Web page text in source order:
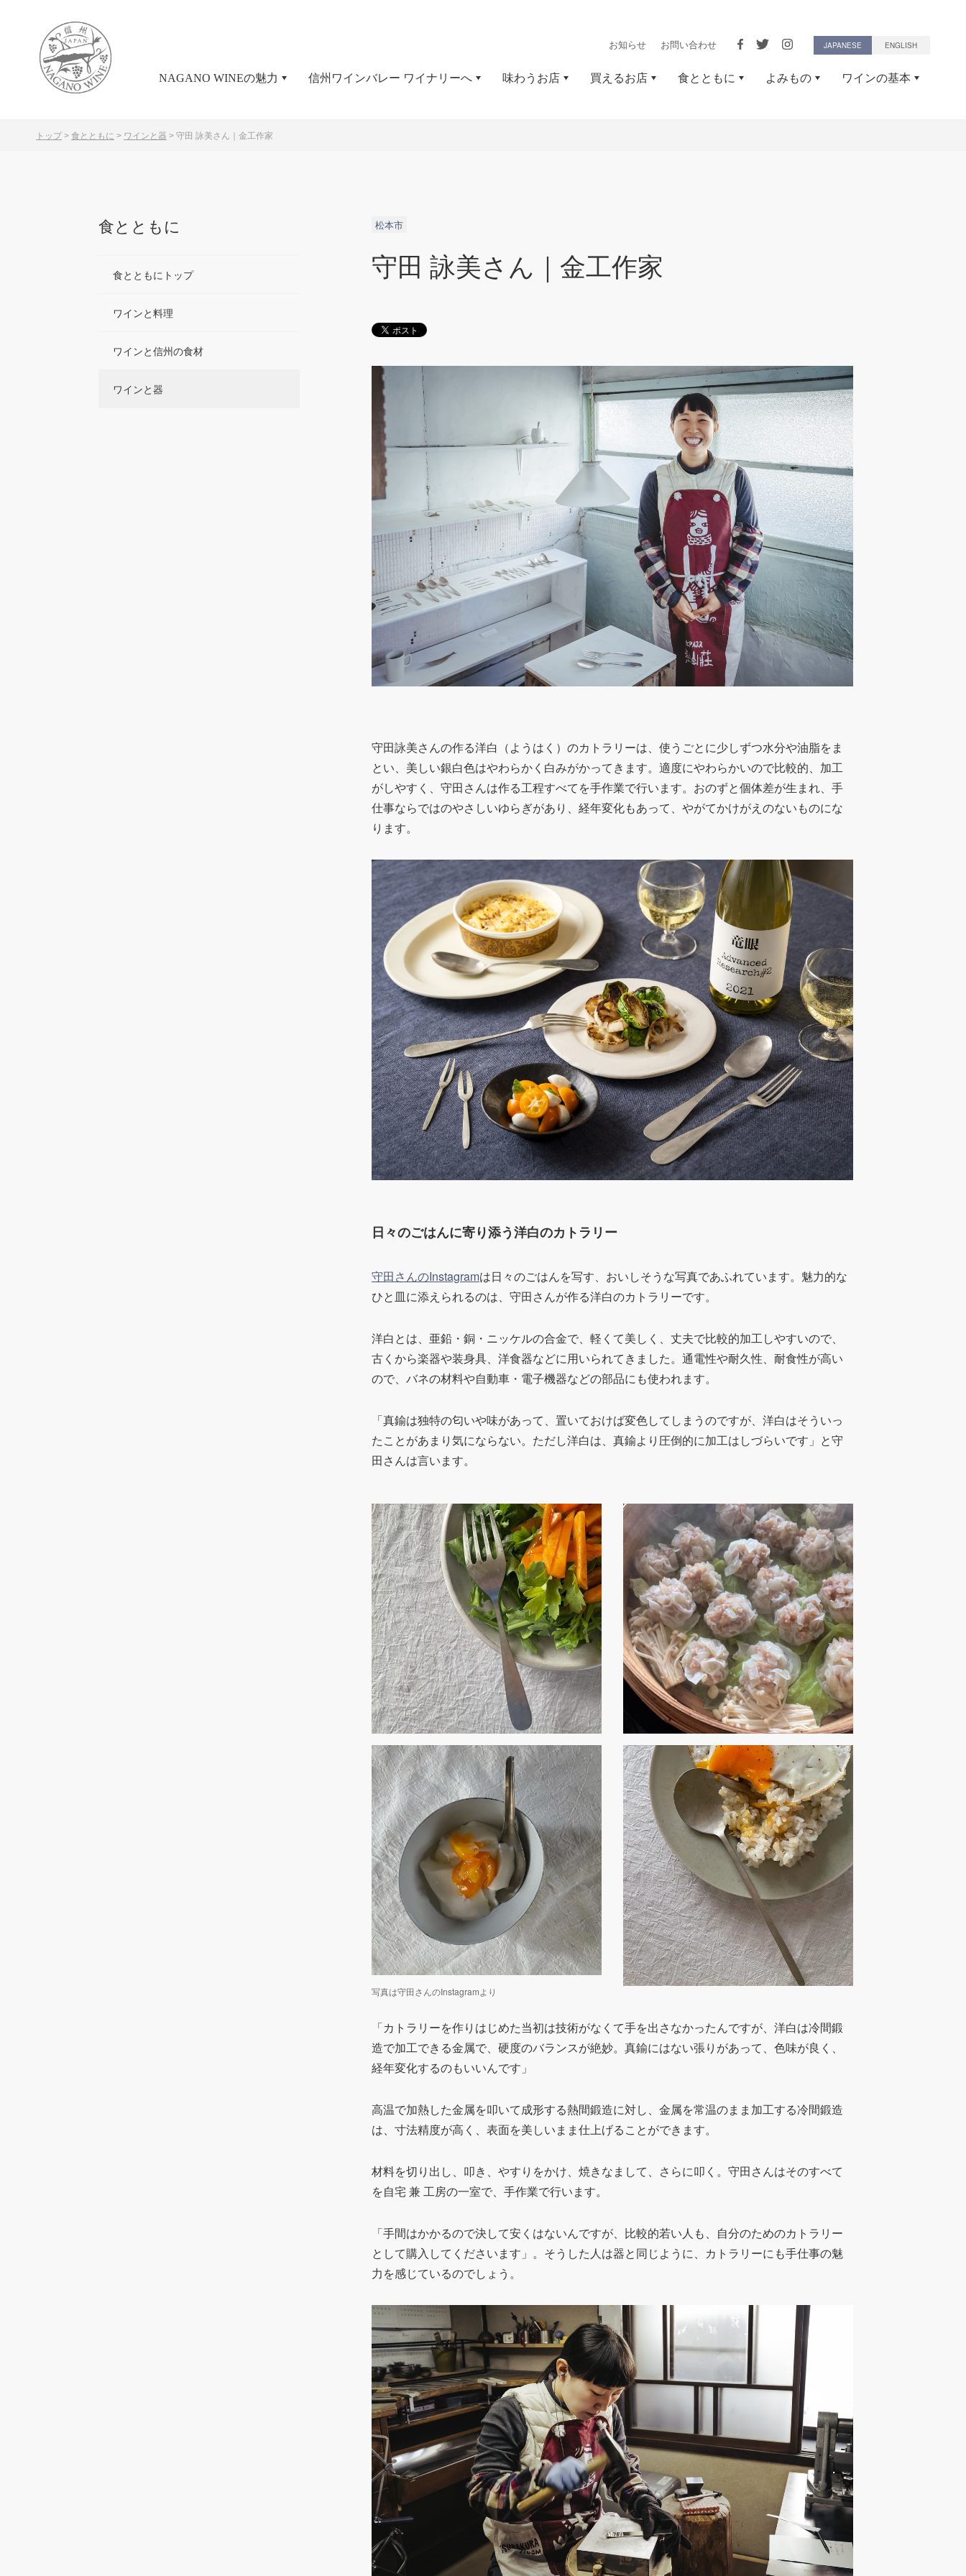
お知らせ お問い合わせ JAPANESE ENGLISH
NAGANO WINEの魅力 信州ワインバレー ワイナリーへ 味わうお店 買えるお店 食とともに よみもの ワインの基本
トップ > 食とともに > ワインと器 > 守田 詠美さん｜金工作家
食とともに
食とともにトップ
ワインと料理
ワインと信州の食材
ワインと器
松本市
守田 詠美さん｜金工作家
守田詠美さんの作る洋白（ようはく）のカトラリーは、使うごとに少しずつ水分や油脂をま
とい、美しい銀白色はやわらかく白みがかってきます。適度にやわらかいので比較的、加工
がしやすく、守田さんは作る工程すべてを手作業で行います。おのずと個体差が生まれ、手
仕事ならではのやさしいゆらぎがあり、経年変化もあって、やがてかけがえのないものにな
ります。
日々のごはんに寄り添う洋白のカトラリー
守田さんのInstagramは日々のごはんを写す、おいしそうな写真であふれています。魅力的な
ひと皿に添えられるのは、守田さんが作る洋白のカトラリーです。
洋白とは、亜鉛・銅・ニッケルの合金で、軽くて美しく、丈夫で比較的加工しやすいので、
古くから楽器や装身具、洋食器などに用いられてきました。通電性や耐久性、耐食性が高い
ので、バネの材料や自動車・電子機器などの部品にも使われます。
「真鍮は独特の匂いや味があって、置いておけば変色してしまうのですが、洋白はそういっ
たことがあまり気にならない。ただし洋白は、真鍮より圧倒的に加工はしづらいです」と守
田さんは言います。
写真は守田さんのInstagramより
「カトラリーを作りはじめた当初は技術がなくて手を出さなかったんですが、洋白は冷間鍛
造で加工できる金属で、硬度のバランスが絶妙。真鍮にはない張りがあって、色味が良く、
経年変化するのもいいんです」
高温で加熱した金属を叩いて成形する熱間鍛造に対し、金属を常温のまま加工する冷間鍛造
は、寸法精度が高く、表面を美しいまま仕上げることができます。
材料を切り出し、叩き、やすりをかけ、焼きなまして、さらに叩く。守田さんはそのすべて
を自宅 兼 工房の一室で、手作業で行います。
「手間はかかるので決して安くはないんですが、比較的若い人も、自分のためのカトラリー
として購入してくださいます」。そうした人は器と同じように、カトラリーにも手仕事の魅
力を感じているのでしょう。